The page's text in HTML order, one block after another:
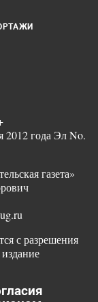
2012 года Эл No.
газета»
с разрешения